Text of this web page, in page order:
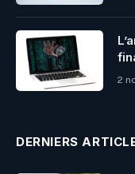
2
DERNIERS